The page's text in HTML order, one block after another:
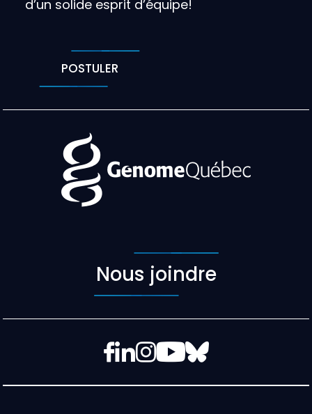
d’un solide esprit d’équipe!
POSTULER
Facebook
LinkedIn
Instagram
YouTube
Bluesky
Nous joindre